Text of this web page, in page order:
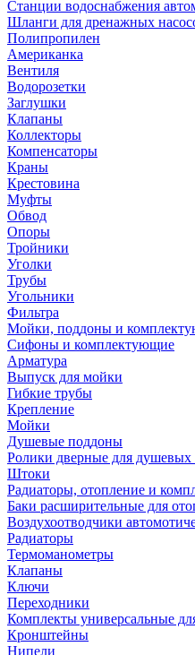
Станции водоснабжения
Шланги для дренажных
Полипропилен
Американка
Вентиля
Водорозетки
Заглушки
Клапаны
Коллекторы
Компенсаторы
Краны
Крестовина
Муфты
Обвод
Опоры
Тройники
Уголки
Трубы
Угольники
Фильтра
Мойки, поддоны и
Сифоны и комплектующие
Арматура
Выпуск для мойки
Гибкие трубы
Крепление
Мойки
Душевые поддоны
Ролики дверные для душевых
Штоки
Радиаторы, отопление и
Баки расширительные для
Воздухоотводчики
Радиаторы
Термоманометры
Клапаны
Ключи
Переходники
Комплекты универсальные
Кронштейны
Нипели